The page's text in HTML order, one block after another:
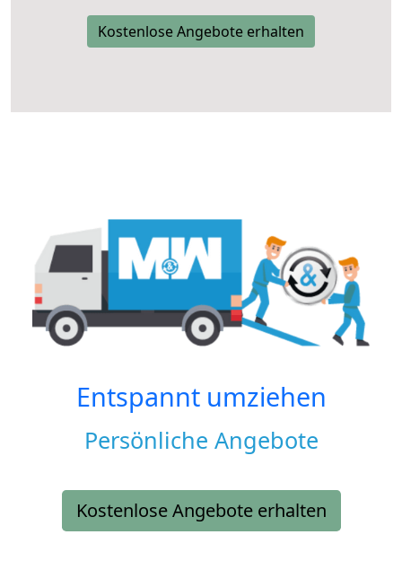
Kostenlose Angebote erhalten
Entspannt umziehen
Persönliche Angebote
Kostenlose Angebote erhalten